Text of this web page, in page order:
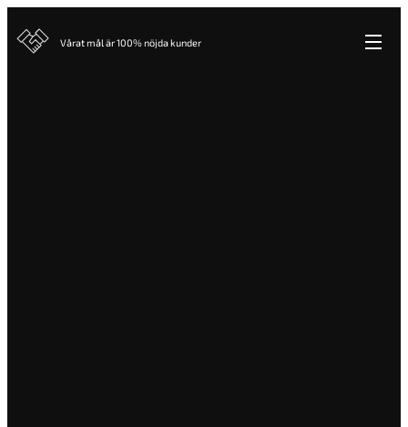
Vårat mål är 100% nöjda kunder